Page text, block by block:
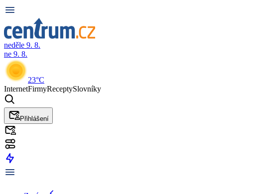
neděle 9. 8.
ne 9. 8.
23°C
InternetFirmyReceptySlovníky
Přihlášení